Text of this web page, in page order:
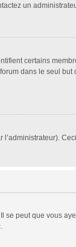
un
certains
dans le seul
peut que vous